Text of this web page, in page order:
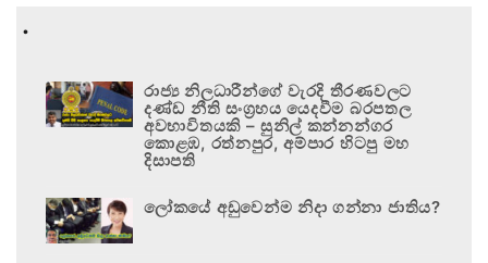
.
රාජ්‍ය නිලධාරීන්ගේ වැරදි තීරණවලට
දණ්ඩ නීති සංග්‍රහය යෙදවීම බරපතල
අවභාවිතයකි – සුනිල් කන්නන්ගර
කොළඹ, රත්නපුර, අම්පාර හිටපු මහ
දිසාපති
ලෝකයේ අඩුවෙන්ම නිදා ගන්නා ජාතිය?